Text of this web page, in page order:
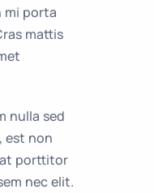
mi porta
mattis
nulla sed
est non
porttitor
nec elit.